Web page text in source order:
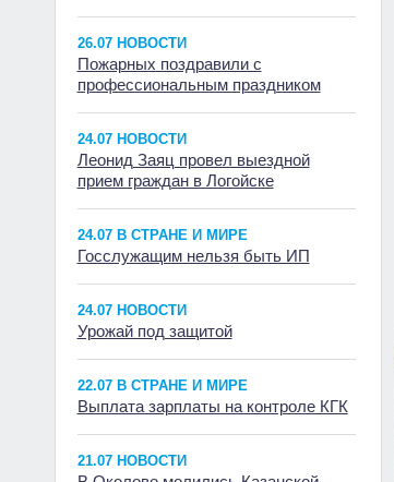
26.07 НОВОСТИ
Пожарных поздравили с
профессиональным праздником
24.07 НОВОСТИ
Леонид Заяц провел выездной
прием граждан в Логойске
24.07 В СТРАНЕ И МИРЕ
Госслужащим нельзя быть ИП
24.07 НОВОСТИ
Урожай под защитой
22.07 В СТРАНЕ И МИРЕ
Выплата зарплаты на контроле КГК
21.07 НОВОСТИ